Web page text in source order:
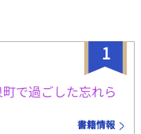
1
で過ごした忘れら
書籍情報